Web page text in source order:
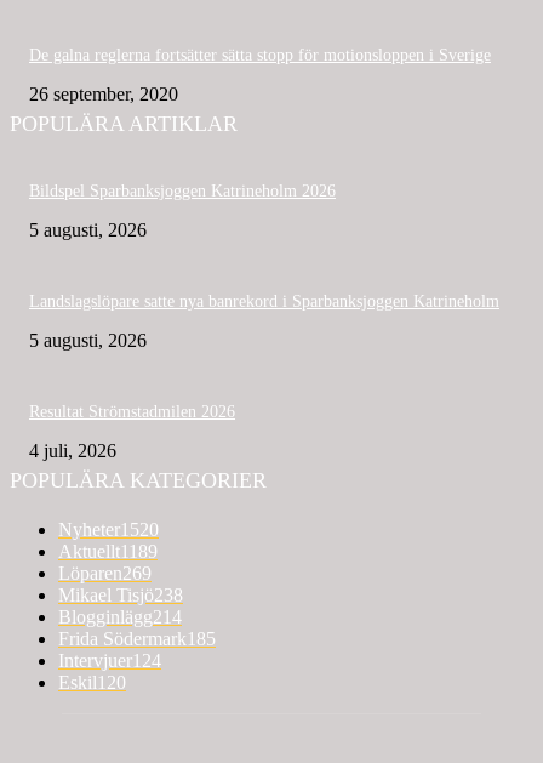
De galna reglerna fortsätter sätta stopp för motionsloppen i Sverige
26 september, 2020
POPULÄRA ARTIKLAR
Bildspel Sparbanksjoggen Katrineholm 2026
5 augusti, 2026
Landslagslöpare satte nya banrekord i Sparbanksjoggen Katrineholm
5 augusti, 2026
Resultat Strömstadmilen 2026
4 juli, 2026
POPULÄRA KATEGORIER
Nyheter1520
Aktuellt1189
Löparen269
Mikael Tisjö238
Blogginlägg214
Frida Södermark185
Intervjuer124
Eskil120